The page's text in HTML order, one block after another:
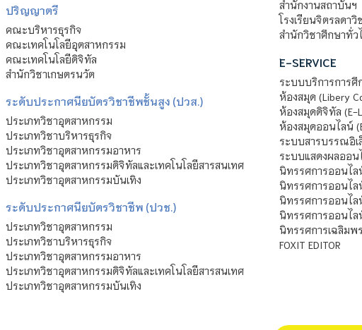
ปริญญาตรี
คณะบริหารธุรกิจ
คณะเทคโนโลยีอุตสาหกรรม
คณะเทคโนโลยีดิจิทัล
สำนักวิชาเกษตรนวัต
ระดับประกาศนียบัตรวิชาชีพชั้นสูง (ปวส.)
ประเภทวิชาอุตสาหกรรม
ประเภทวิชาบริหารธุรกิจ
ประเภทวิชาอุตสาหกรรมอาหาร
ประเภทวิชาอุตสาหกรรมดิจิทัลและเทคโนโลยีสารสนเทศ
ประเภทวิชาอุตสาหกรรมบันเทิง
ระดับประกาศนียบัตรวิชาชีพ (ปวช.)
ประเภทวิชาอุตสาหกรรม
ประเภทวิชาบริหารธุรกิจ
ประเภทวิชาอุตสาหกรรมอาหาร
ประเภทวิชาอุตสาหกรรมดิจิทัลและเทคโนโลยีสารสนเทศ
ประเภทวิชาอุตสาหกรรมบันเทิง
สำนักงานสถาบันฯ
โรงเรียนจิตรลดา
สำนักวิชาศึกษาทั่ว
E-SERVICE
ระบบบริการการศึก
ห้องสมุด (Libery
ห้องสมุดดิจิทัล (E-
ห้องสมุดออนไลน์
ระบบสารบรรณอิเ
ระบบแสดงผลออน
นิทรรศการออนไล
นิทรรศการออนไล
นิทรรศการออนไล
นิทรรศการออนไล
นิทรรศการเฉลิมพ
FOXIT EDITOR